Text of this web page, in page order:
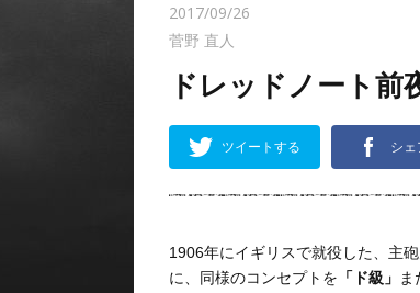
2017/09/26
菅野 直人
ドレッドノート前
ツイートする シェ
1906年にイギリスで就役した、主
に、同様のコンセプトを 「ド級」